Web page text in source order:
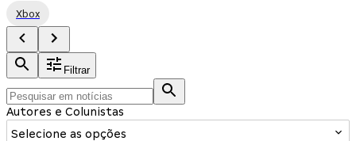
Xbox
Filtrar
Autores e Colunistas
Selecione as opções